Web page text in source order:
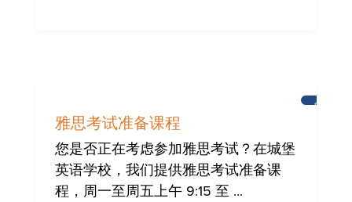
新
雅思考试准备课程
您是否正在考虑参加雅思考试？在城堡
英语学校，我们提供雅思考试准备课
程，周一至周五上午 9:15 至 ...